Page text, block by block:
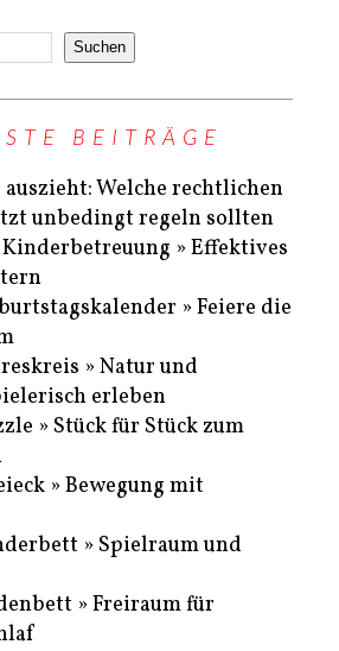
Suchen
BEITRÄGE
Welche rechtlichen
unbedingt regeln sollten
» Effektives
» Feiere die
» Natur und
erleben
» Stück für Stück zum
» Bewegung mit
» Spielraum und
» Freiraum für